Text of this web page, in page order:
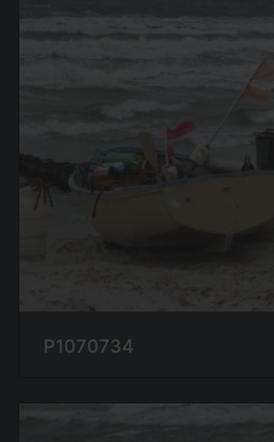
P1070734